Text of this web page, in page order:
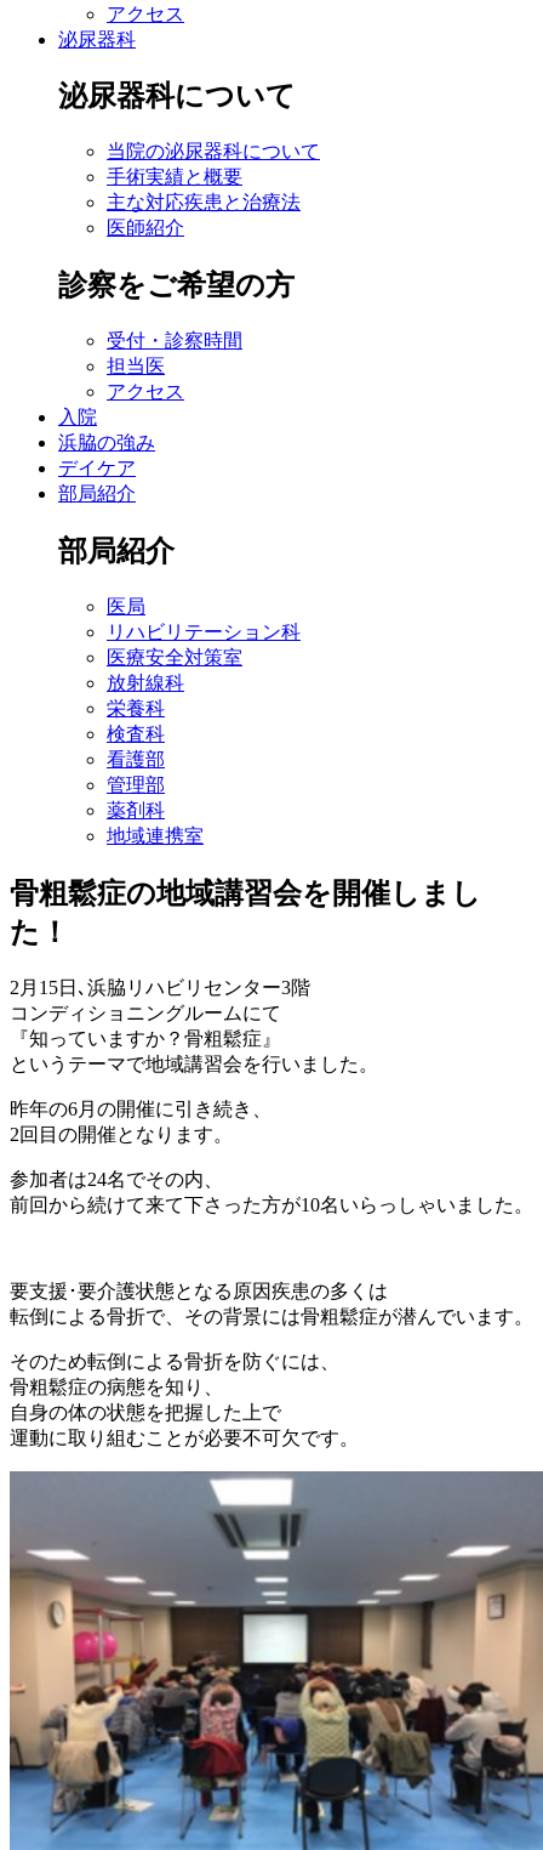
アクセス
泌尿器科
泌尿器科について
当院の泌尿器科について
手術実績と概要
主な対応疾患と治療法
医師紹介
診察をご希望の方
受付・診察時間
担当医
アクセス
入院
浜脇の強み
デイケア
部局紹介
部局紹介
医局
リハビリテーション科
医療安全対策室
放射線科
栄養科
検査科
看護部
管理部
薬剤科
地域連携室
骨粗鬆症の地域講習会を開催しまし
た！
2月15日､浜脇リハビリセンター3階
コンディショニングルームにて
『知っていますか？骨粗鬆症』
というテーマで地域講習会を行いました。
昨年の6月の開催に引き続き、
2回目の開催となります。
参加者は24名でその内、
前回から続けて来て下さった方が10名いらっしゃいました。
要支援･要介護状態となる原因疾患の多くは
転倒による骨折で、その背景には骨粗鬆症が潜んでいます。
そのため転倒による骨折を防ぐには、
骨粗鬆症の病態を知り、
自身の体の状態を把握した上で
運動に取り組むことが必要不可欠です。